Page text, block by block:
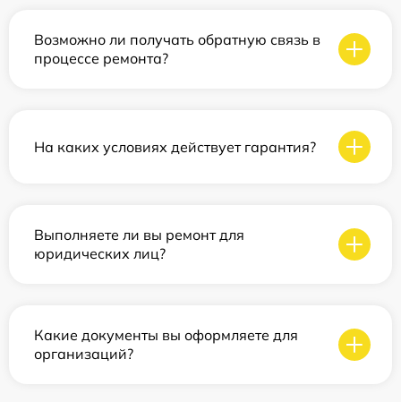
Возможно ли получать обратную связь в
процессе ремонта?
На каких условиях действует гарантия?
Выполняете ли вы ремонт для
юридических лиц?
Какие документы вы оформляете для
организаций?